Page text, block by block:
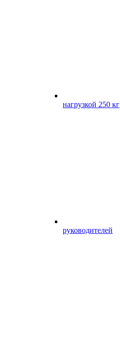
нагрузкой 250 кг
руководителей